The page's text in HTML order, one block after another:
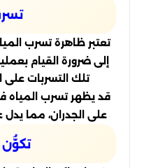
تعتبر ظاهرة تسرب
إلى ضرورة القيام
تلك التسربات على
قد يظهر تسرب
على الجدران، مما
تكوُّن